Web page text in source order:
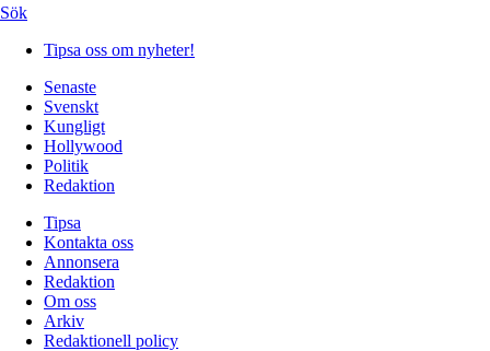
Sök
Tipsa oss om nyheter!
Senaste
Svenskt
Kungligt
Hollywood
Politik
Redaktion
Tipsa
Kontakta oss
Annonsera
Redaktion
Om oss
Arkiv
Redaktionell policy